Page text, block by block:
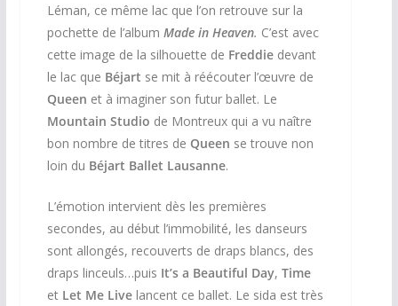
Léman, ce même lac que l’on retrouve sur la
pochette de l’album Made in Heaven. C’est avec
cette image de la silhouette de Freddiedevant
le lac que Béjart se mit à réécouter l’œuvre de
Queen et à imaginer son futur ballet. Le
Mountain Studio de Montreux qui a vu naître
bon nombre de titres de Queen se trouve non
loin du Béjart Ballet Lausanne.
L’émotion intervient dès les premières
secondes, au début l’immobilité, les danseurs
sont allongés, recouverts de draps blancs, des
draps linceuls…puis It’s a Beautiful Day, Time
et Let Me Livelancent ce ballet. Le sida est très